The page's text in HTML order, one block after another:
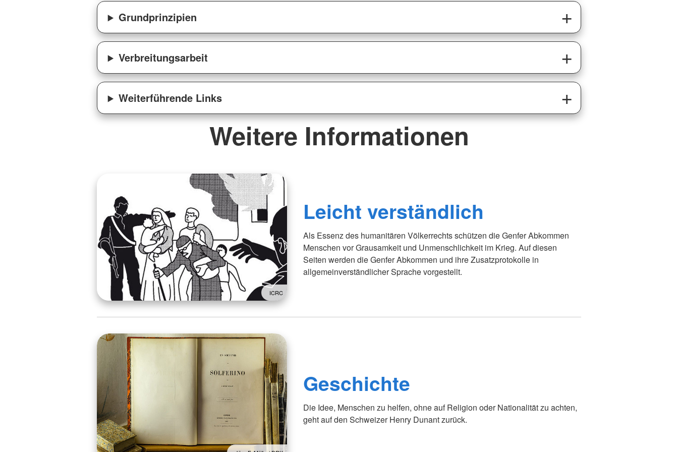
Grundprinzipien
Verbreitungsarbeit
Weiterführende Links
Weitere Informationen
ICRC
Leicht verständlich
Als Essenz des humanitären Völkerrechts schützen die Genfer Abkommen
Menschen vor Grausamkeit und Unmenschlichkeit im Krieg. Auf diesen
Seiten werden die Genfer Abkommen und ihre Zusatzprotokolle in
allgemeinverständlicher Sprache vorgestellt.
Geschichte
Die Idee, Menschen zu helfen, ohne auf Religion oder Nationalität zu achten,
geht auf den Schweizer Henry Dunant zurück.